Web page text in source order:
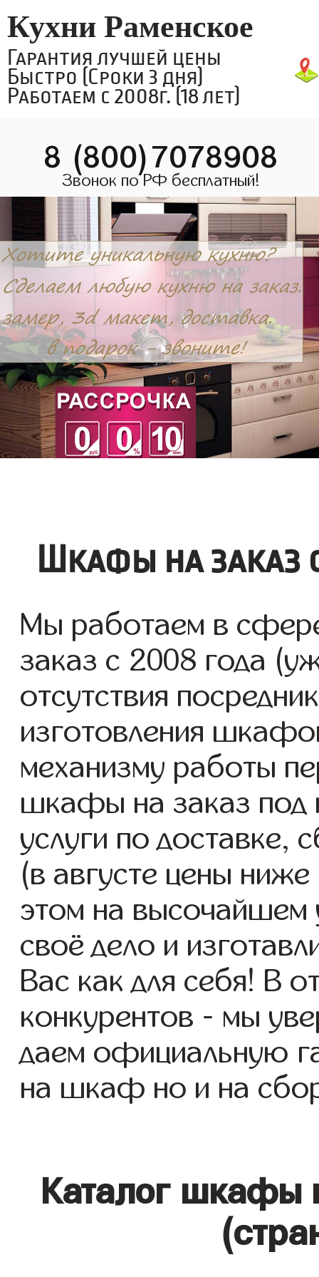
Кухни Раменское
Гарантия лучшей цены
Быстро (Сроки 3 дня)
Работаем с 2008г. (18 лет)
8 (800)7078908
Звонок по РФ бесплатный!
Шкафы на заказ
Мы работаем в
заказ с 2008 года
отсутствия
изготовления
механизму работы
шкафы на заказ под
услуги по доставке,
(в августе цены
этом на
своё дело и
Вас как для себя! В
конкурентов - мы
даем официальную
на шкаф но и на
Каталог шкафы